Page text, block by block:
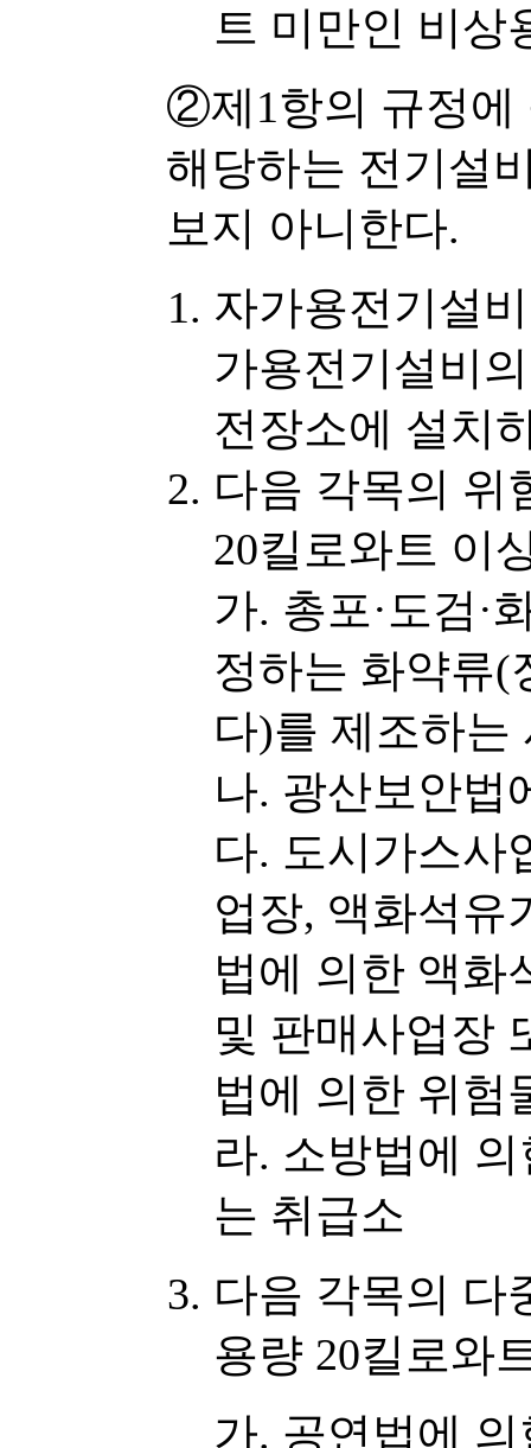
트 미만인 비상
②제1항의 규정에
해당하는 전기설
보지 아니한다.
자가용전기설
가용전기설비
전장소에 설치
다음 각목의 위
20킬로와트 이
가. 총포·도검·
정하는 화약류(
다)를 제조하는
나. 광산보안법
다. 도시가스사
업장, 액화석유
법에 의한 액화
및 판매사업장
법에 의한 위험
라. 소방법에
는 취급소
다음 각목의 다
용량 20킬로와
가. 공연법에